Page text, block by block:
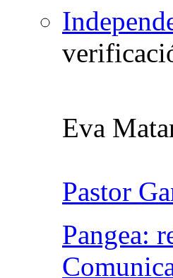
Eva
Pastor
Pangea: